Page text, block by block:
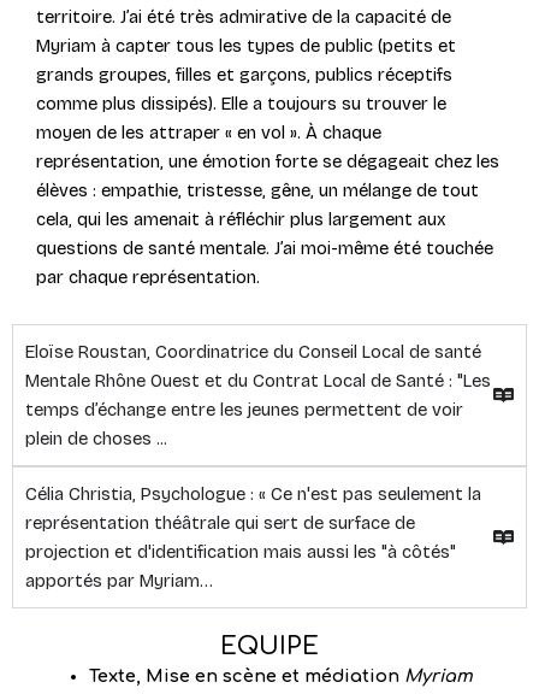
territoire. J’ai été très admirative de la capacité de
Myriam à capter tous les types de public (petits et
grands groupes, filles et garçons, publics réceptifs
comme plus dissipés). Elle a toujours su trouver le
moyen de les attraper « en vol ». À chaque
représentation, une émotion forte se dégageait chez les
élèves : empathie, tristesse, gêne, un mélange de tout
cela, qui les amenait à réfléchir plus largement aux
questions de santé mentale. J’ai moi-même été touchée
par chaque représentation.
Eloïse Roustan, Coordinatrice du Conseil Local de santé
Mentale Rhône Ouest et du Contrat Local de Santé : "Les
temps d’échange entre les jeunes permettent de voir
plein de choses ...
Célia Christia, Psychologue : « Ce n'est pas seulement la
représentation théâtrale qui sert de surface de
projection et d'identification mais aussi les "à côtés"
apportés par Myriam…
EQUIPE
Texte, Mise en scène et médiation Myriam